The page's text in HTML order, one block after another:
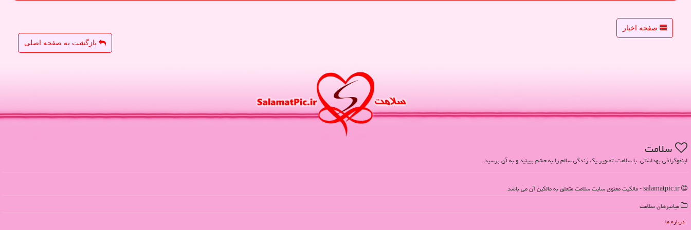
صفحه اخبار
بازگشت به صفحه اصلی
سلامت
اینفوگرافی بهداشتی. با سلامت، تصویر یک زندگی سالم را به چشم ببینید و به آن برسید.
میانبرهای سلامت
درباره ما